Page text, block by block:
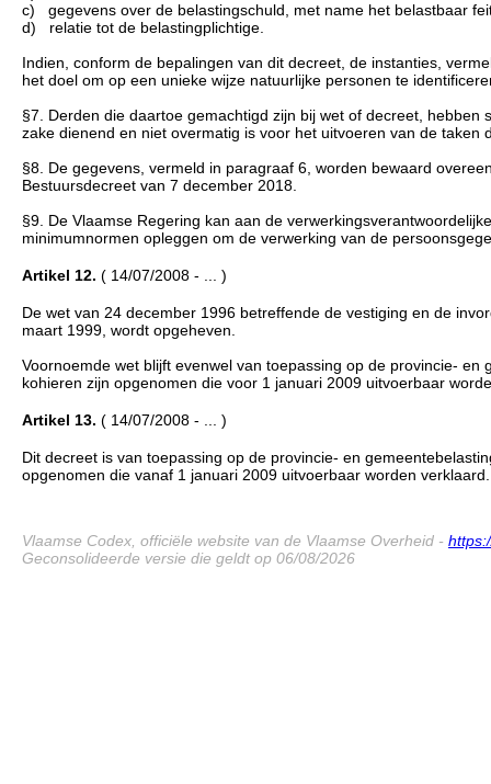
c) gegevens over de belastingschuld, met name het belastbaar
d) relatie tot de belastingplichtige.
Indien, conform de bepalingen van dit decreet, de instanties,
het doel om op een unieke wijze natuurlijke personen te
§7. Derden die daartoe gemachtigd zijn bij wet of decreet,
zake dienend en niet overmatig is voor het uitvoeren van de
§8. De gegevens, vermeld in paragraaf 6, worden bewaard
Bestuursdecreet van 7 december 2018.
§9. De Vlaamse Regering kan aan de
minimumnormen opleggen om de verwerking van de
Artikel 12. ( 14/07/2008 - ... )
De wet van 24 december 1996 betreffende de vestiging en de
maart 1999, wordt opgeheven.
Voornoemde wet blijft evenwel van toepassing op de provincie-
kohieren zijn opgenomen die voor 1 januari 2009 uitvoerbaar
Artikel 13. ( 14/07/2008 - ... )
Dit decreet is van toepassing op de provincie- en
opgenomen die vanaf 1 januari 2009 uitvoerbaar worden verklaard.
Vlaamse Codex, officiële website van de Vlaamse Overheid -
Geconsolideerde versie die geldt op 06/08/2026